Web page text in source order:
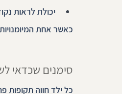
יכולת לראות
כאשר אחת
סימנים שכדאי
כל ילד חווה תקופות